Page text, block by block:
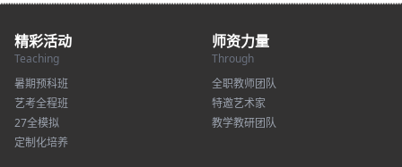
精彩活动
Teaching
暑期预科班
艺考全程班
27全模拟
定制化培养
师资力量
Through
全职教师团队
特邀艺术家
教学教研团队